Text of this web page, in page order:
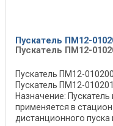
Пускатель ПМ12-
Пускатель ПМ12-
Пускатель ПМ12-
Пускатель ПМ12-
Назначение:
применяется в
дистанционного